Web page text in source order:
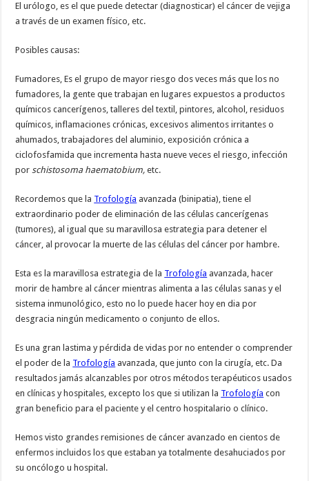
El urólogo, es el que puede detectar (diagnosticar) el cáncer de vejiga
a través de un examen físico, etc.
Posibles causas:
Fumadores, Es el grupo de mayor riesgo dos veces más que los no
fumadores, la gente que trabajan en lugares expuestos a productos
químicos cancerígenos, talleres del textil, pintores, alcohol, residuos
químicos, inflamaciones crónicas, excesivos alimentos irritantes o
ahumados, trabajadores del aluminio, exposición crónica a
ciclofosfamida que incrementa hasta nueve veces el riesgo, infección
porschistosoma haematobium,etc.
Recordemos que la Trofología avanzada (binipatia), tiene el
extraordinario poder de eliminación de las células cancerígenas
(tumores), al igual que su maravillosa estrategia para detener el
cáncer, al provocar la muerte de las células del cáncer por hambre.
Esta es la maravillosa estrategia de la Trofología avanzada, hacer
morir de hambre al cáncer mientras alimenta a las células sanas y el
sistema inmunológico, esto no lo puede hacer hoy en dia por
desgracia ningún medicamento o conjunto de ellos.
Es una gran lastima y pérdida de vidas por no entender o comprender
el poder de la Trofología avanzada, que junto con la cirugía, etc. Da
resultados jamás alcanzables por otros métodos terapéuticos usados
en clínicas y hospitales, excepto los que si utilizan la Trofología con
gran beneficio para el paciente y el centro hospitalario o clínico.
Hemos visto grandes remisiones de cáncer avanzado en cientos de
enfermos incluidos los que estaban ya totalmente desahuciados por
su oncólogo u hospital.